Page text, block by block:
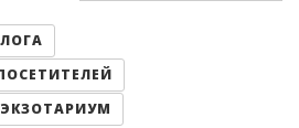
ЭКЗОТАРИУМ